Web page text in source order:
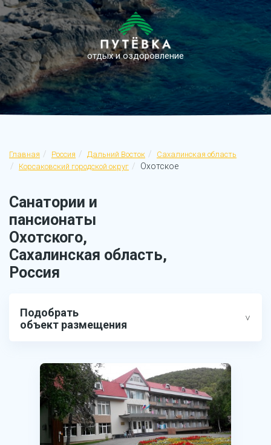
отдых и оздоровление
Главная Россия Дальний Восток
Сахалинская область
Корсаковский городской округ
Охотское
Санатории и
пансионаты
Охотского,
Сахалинская область,
Россия
Подобрать
объект размещения